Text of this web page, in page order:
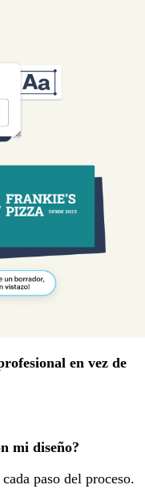
en vez de
mi diseño?
cada paso del proceso.